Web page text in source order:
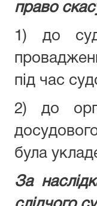
право
1) до
під час
2) до
була
За